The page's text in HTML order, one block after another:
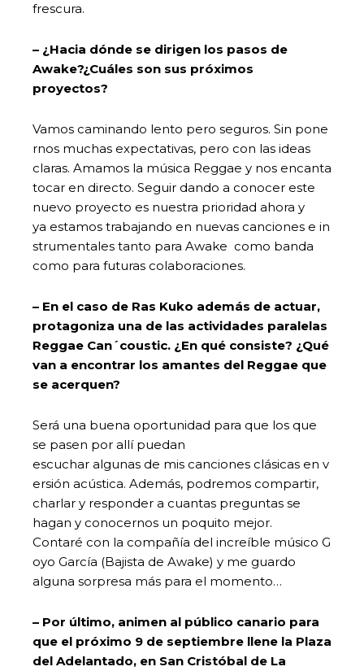
frescura.
– ¿Hacia dónde se dirigen los pasos de
Awake?¿Cuáles son sus próximos
proyectos?
Vamos caminando lento pero seguros. Sin pone
rnos muchas expectativas, pero con las ideas
claras. Amamos la música Reggae y nos encanta
tocar en directo. Seguir dando a conocer este
nuevo proyecto es nuestra prioridad ahora y
ya estamos trabajando en nuevas canciones e in
strumentales tanto para Awake como banda
como para futuras colaboraciones.
– En el caso de Ras Kuko además de actuar,
protagoniza una de las actividades paralelas
Reggae Can´coustic. ¿En qué consiste? ¿Qué
van a encontrar los amantes del Reggae que
se acerquen?
Será una buena oportunidad para que los que
se pasen por allí puedan
escuchar algunas de mis canciones clásicas en v
ersión acústica. Además, podremos compartir,
charlar y responder a cuantas preguntas se
hagan y conocernos un poquito mejor.
Contaré con la compañía del increíble músico G
oyo García (Bajista de Awake) y me guardo
alguna sorpresa más para el momento…
– Por último, animen al público canario para
que el próximo 9 de septiembre llene la Plaza
del Adelantado, en San Cristóbal de La